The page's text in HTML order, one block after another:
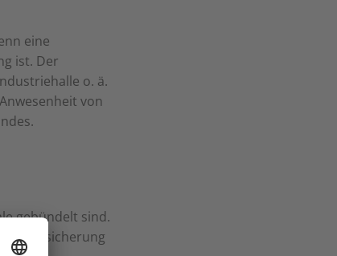
eine
ist. Der
o. ä.
von
gebündelt sind.